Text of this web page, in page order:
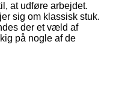
at udføre arbejdet.
sig om klassisk stuk.
der et væld af
på nogle af de